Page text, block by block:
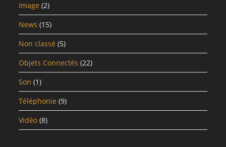
Image (2)
News (15)
Non classé (5)
Objets Connectés (22)
Son (1)
Téléphonie (9)
Vidéo (8)